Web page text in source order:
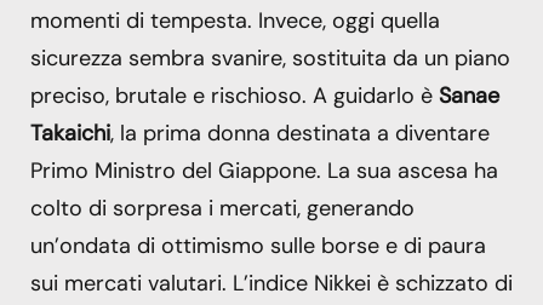
momenti di tempesta. Invece, oggi quella
sicurezza sembra svanire, sostituita da un piano
preciso, brutale e rischioso. A guidarlo è Sanae
Takaichi, la prima donna destinata a diventare
Primo Ministro del Giappone. La sua ascesa ha
colto di sorpresa i mercati, generando
un’ondata di ottimismo sulle borse e di paura
sui mercati valutari. L’indice Nikkei è schizzato di